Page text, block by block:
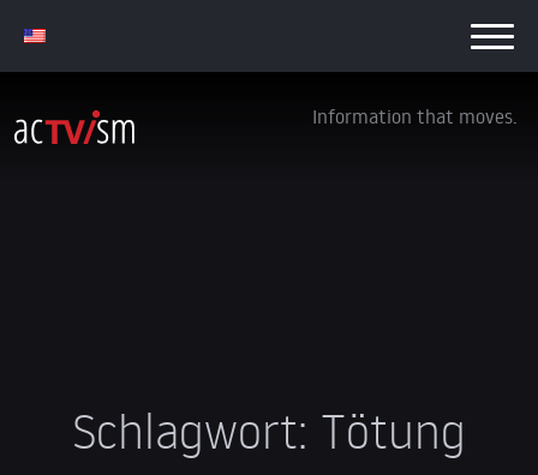
Information that moves.
Schlagwort: Tötung